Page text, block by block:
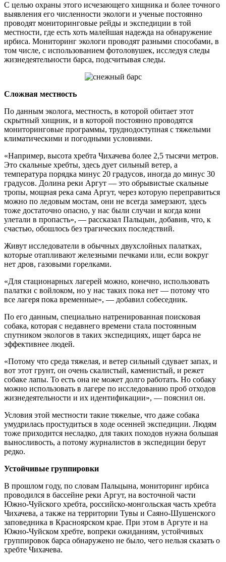
С целью охраны этого исчезающего хищника и более точного
выявления его численности экологи и ученые постоянно
проводят мониторинговые рейды и экспедиции в той
местности, где есть хоть малейшая надежда на обнаружение
ирбиса. Мониторинг экологи проводят разными способами, в
том числе, с использованием фотоловушек, исследуя следы
жизнедеятельности барса, подсчитывая следы.
Сложная местность
По данным эколога, местность, в которой обитает этот
скрытный хищник, и в которой постоянно проводятся
мониторинговые программы, труднодоступная с тяжелыми
климатическими и погодными условиями.
«Например, высота хребта Чихачева более 2,5 тысячи метров.
Это скальные хребты, здесь дует сильный ветер, а
температура порядка минус 20 градусов, иногда до минус 30
градусов. Долина реки Аргут — это обрывистые скальные
тропы, мощная река сама Аргут, через которую переправиться
можно по ледовым мостам, они не всегда замерзают, здесь
тоже достаточно опасно, у нас были случаи и когда кони
улетали в пропасть», — рассказал Пальцын, добавив, что, к
счастью, обошлось без трагических последствий.
Живут исследователи в обычных двухслойных палатках,
которые отапливают железными печками или, если вокруг
нет дров, газовыми горелками.
«Для стационарных лагерей можно, конечно, использовать
палатки с войлоком, но у нас таких пока нет — потому что
все лагеря пока временные», — добавил собеседник.
По его данным, специально натренированная поисковая
собака, которая с недавнего времени стала постоянным
спутником экологов в таких экспедициях, ищет барса не
эффективнее людей.
«Потому что среда тяжелая, и ветер сильный сдувает запах, и
вот этот грунт, он очень скалистый, каменистый, и режет
собаке лапы. То есть она не может долго работать. Но собаку
можно использовать в лагере по исследованию проб отходов
жизнедеятельности и их идентификации», — пояснил он.
Условия этой местности такие тяжелые, что даже собака
умудрилась простудиться в ходе осенней экспедиции. Людям
тоже приходится несладко, для таких походов нужна большая
выносливость, а потому журналистов в экспедиции берут
редко.
Устойчивые группировки
В прошлом году, по словам Пальцына, мониторинг ирбиса
проводился в бассейне реки Аргут, на восточной части
Южно-Чуйского хребта, российско-монгольская часть хребта
Чихачева, а также на территории Тувы и Саяно-Шушенского
заповедника в Красноярском крае. При этом в Аргуте и на
Южно-Чуйском хребте, вопреки ожиданиям, устойчивых
группировок барса обнаружено не было, чего нельзя сказать о
хребте Чихачева.